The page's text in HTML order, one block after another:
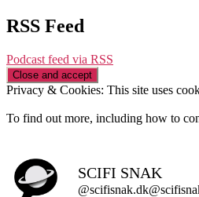
RSS Feed
Podcast feed via RSS
Privacy & Cookies: This site uses
To find out more, including how to
SCIFI SNAK